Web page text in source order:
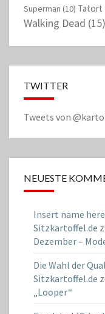
Superman (10) Tatort
Walking Dead (15)
TWITTER
Tweets von
NEUESTE
Insert name
Sitzkartoffel.de
Dezember –
Die Wahl der
Sitzkartoffel.de
„Looper“